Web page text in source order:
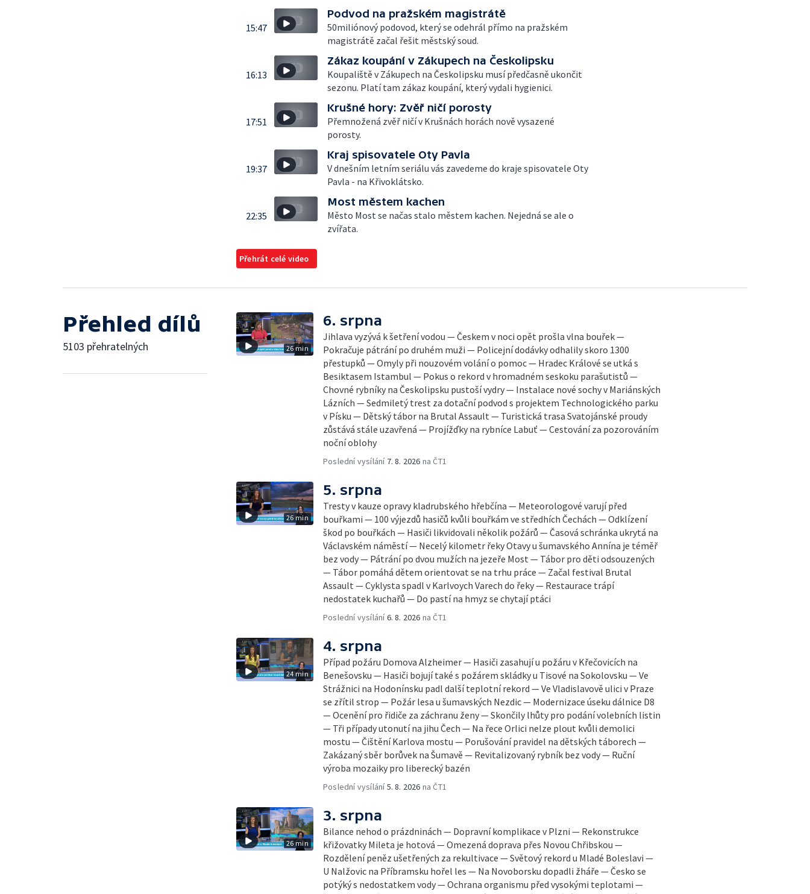
15:47
Podvod na pražském magistrátě
50miliónový podovod, který se odehrál přímo na pražském
magistrátě začal řešit městský soud.
16:13
Zákaz koupání v Zákupech na Českolipsku
Koupaliště v Zákupech na Českolipsku musí předčasně ukončit
sezonu. Platí tam zákaz koupání, který vydali hygienici.
17:51
Krušné hory: Zvěř ničí porosty
Přemnožená zvěř ničí v Krušnách horách nově vysazené
porosty.
19:37
Kraj spisovatele Oty Pavla
V dnešním letním seriálu vás zavedeme do kraje spisovatele Oty
Pavla - na Křivoklátsko.
22:35
Most městem kachen
Město Most se načas stalo městem kachen. Nejedná se ale o
zvířata.
Přehrát celé video
Přehled dílů
5103 přehratelných 26 min
6. srpna
Jihlava vyzývá k šetření vodou — Českem v noci opět prošla vlna bouřek —
Pokračuje pátrání po druhém muži — Policejní dodávky odhalily skoro 1300
přestupků — Omyly při nouzovém volání o pomoc — Hradec Králové se utká s
Besiktasem Istambul — Pokus o rekord v hromadném seskoku parašutistů —
Chovné rybníky na Českolipsku pustoší vydry — Instalace nové sochy v Mariánských
Lázních — Sedmiletý trest za dotační podvod s projektem Technologického parku
v Písku — Dětský tábor na Brutal Assault — Turistická trasa Svatojánské proudy
zůstává stále uzavřená — Projížďky na rybníce Labuť — Cestování za pozorováním
noční oblohy
Poslední vysílání 7. 8. 2026 na ČT1
26 min
5. srpna
Tresty v kauze opravy kladrubského hřebčína — Meteorologové varují před
bouřkami — 100 výjezdů hasičů kvůli bouřkám ve středhích Čechách — Odklízení
škod po bouřkách — Hasiči likvidovali několik požárů — Časová schránka ukrytá na
Václavském náměstí — Necelý kilometr řeky Otavy u šumavského Annína je téměř
bez vody — Pátrání po dvou mužích na jezeře Most — Tábor pro děti odsouzených
— Tábor pomáhá dětem orientovat se na trhu práce — Začal festival Brutal
Assault — Cyklysta spadl v Karlvoych Varech do řeky — Restaurace trápí
nedostatek kuchařů — Do pastí na hmyz se chytají ptáci
Poslední vysílání6. 8. 2026 na ČT1
24 min
4. srpna
Případ požáru Domova Alzheimer — Hasiči zasahují u požáru v Křečovicích na
Benešovsku — Hasiči bojují také s požárem skládky u Tisové na Sokolovsku — Ve
Strážnici na Hodonínsku padl další teplotní rekord — Ve Vladislavově ulici v Praze
se zřítil strop — Požár lesa u šumavských Nezdic — Modernizace úseku dálnice D8
— Ocenění pro řidiče za záchranu ženy — Skončily lhůty pro podání volebních listin
— Tři případy utonutí na jihu Čech — Na řece Orlici nelze plout kvůli demolici
mostu — Čištění Karlova mostu — Porušování pravidel na dětských táborech —
Zakázaný sběr borůvek na Šumavě — Revitalizovaný rybník bez vody — Ruční
výroba mozaiky pro liberecký bazén
Poslední vysílání5. 8. 2026 na ČT1
26 min
3. srpna
Bilance nehod o prázdninách — Dopravní komplikace v Plzni — Rekonstrukce
křižovatky Mileta je hotová — Omezená doprava přes Novou Chřibskou —
Rozdělení peněz ušetřených za rekultivace — Světový rekord u Mladé Boleslavi —
U Nalžovic na Příbramsku hořel les — Na Novoborsku dopadli žháře — Česko se
potýký s nedostatkem vody — Ochrana organismu před vysokými teplotami —